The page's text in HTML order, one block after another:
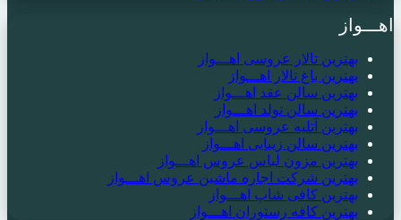
اهـــواز
بهترین تالار عروسی اهـــواز
بهترین باغ تالار اهـــواز
بهترین سالن عقد اهـــواز
بهترین سالن تولد اهـــواز
بهترین آتلیه عروسی اهـــواز
بهترین سالن زیبایی اهـــواز
بهترین مزون لباس عروس اهـــواز
بهترین شرکت اجاره ماشین عروس اهـــواز
بهترین کافی شاپ اهـــواز
بهترین کافه رستوران اهـــواز